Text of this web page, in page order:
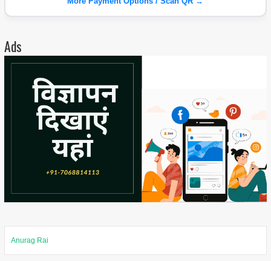
Ads
Anurag Rai